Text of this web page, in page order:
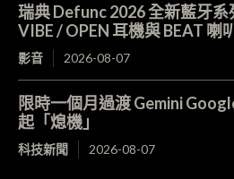
瑞典 Defunc 2026 全新藍牙
VIBE / OPEN 耳機與 BEAT 喇
影音 2026-08-07
限時一個月過渡 Gemini
起「熄機」
科技新聞 2026-08-07